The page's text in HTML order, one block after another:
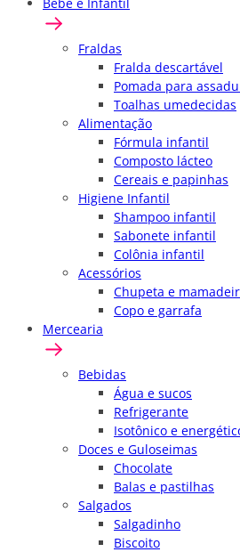
Fraldas
Fralda descartável
Pomada para
Toalhas umedecidas
Alimentação
Fórmula infantil
Composto lácteo
Cereais e papinhas
Higiene Infantil
Shampoo infantil
Sabonete infantil
Colônia infantil
Acessórios
Chupeta e
Copo e garrafa
Mercearia
Bebidas
Água e sucos
Refrigerante
Isotônico e
Doces e Guloseimas
Chocolate
Balas e pastilhas
Salgados
Salgadinho
Biscoito